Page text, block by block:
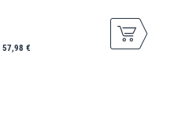
57,98 €